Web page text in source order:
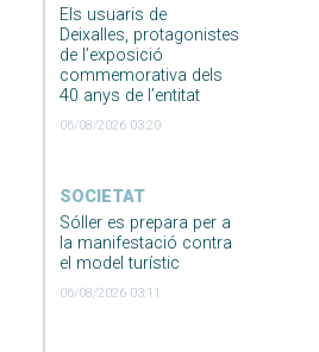
Els usuaris de
Deixalles, protagonistes
de l’exposició
commemorativa dels
40 anys de l’entitat
06/08/2026 03:20
SOCIETAT
Sóller es prepara per a
la manifestació contra
el model turístic
06/08/2026 03:11